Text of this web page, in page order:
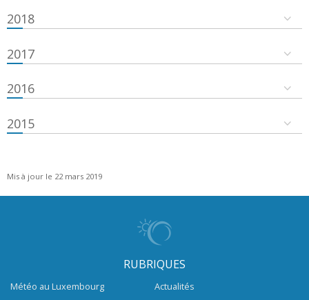
2018
2017
2016
2015
Mis à jour le 22 mars 2019
RUBRIQUES
Météo au Luxembourg
Actualités